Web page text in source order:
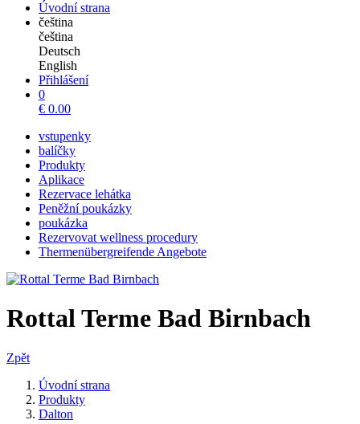
Úvodní strana
čeština
čeština
Deutsch
English
Přihlášení
0
€ 0.00
vstupenky
balíčky
Produkty
Aplikace
Rezervace lehátka
Peněžní poukázky
poukázka
Rezervovat wellness procedury
Thermenübergreifende Angebote
Rottal Terme Bad Birnbach
Zpět
Úvodní strana
Produkty
Dalton